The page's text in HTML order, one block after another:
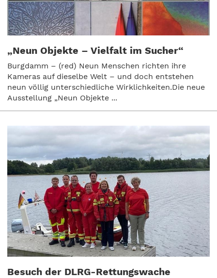
„Neun Objekte – Vielfalt im Sucher“
Burgdamm – (red) Neun Menschen richten ihre
Kameras auf dieselbe Welt – und doch entstehen
neun völlig unterschiedliche Wirklichkeiten.Die neue
Ausstellung „Neun Objekte ...
Besuch der DLRG-Rettungswache